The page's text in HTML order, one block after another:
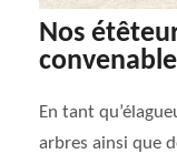
Nos
En tant
arbres ainsi que